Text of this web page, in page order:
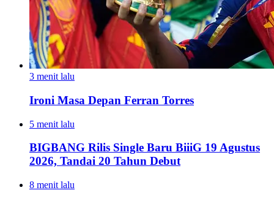
3 menit lalu
Ironi Masa Depan Ferran Torres
5 menit lalu
BIGBANG Rilis Single Baru BiiiG 19 Agustus
2026, Tandai 20 Tahun Debut
8 menit lalu